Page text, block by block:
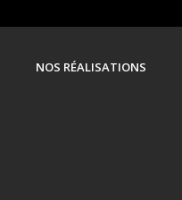
NOS RÉALISATIONS